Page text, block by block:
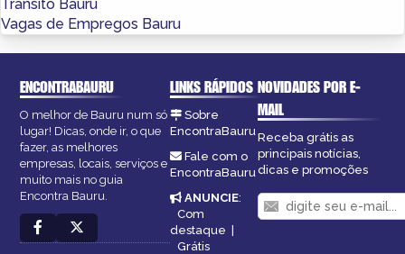
Trânsito Bauru
Vagas de Empregos Bauru
ENCONTRABAURU
O melhor de Bauru num só
lugar! Dicas, onde ir, o que
fazer, as melhores
empresas, locais, serviços e
muito mais no guia
Encontra Bauru.
LINKS RÁPIDOS
Sobre
EncontraBauru
Fale com o
EncontraBauru
ANUNCIE:
Com
destaque
Grátis
NOVIDADES POR E-
MAIL
Receba grátis as
principais notícias,
dicas e promoções